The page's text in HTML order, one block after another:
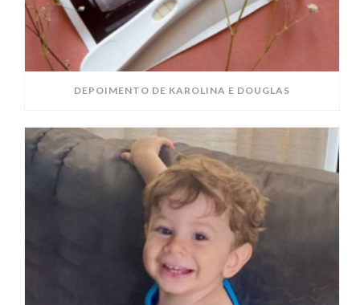
DEPOIMENTO DE KAROLINA E DOUGLAS